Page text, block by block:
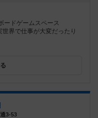
ードゲームスペース
世界で仕事が大変だったり
3-53